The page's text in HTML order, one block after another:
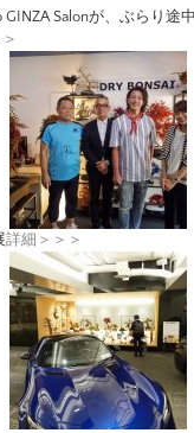
GINZA Salonが、ぶらり途
詳細＞＞＞